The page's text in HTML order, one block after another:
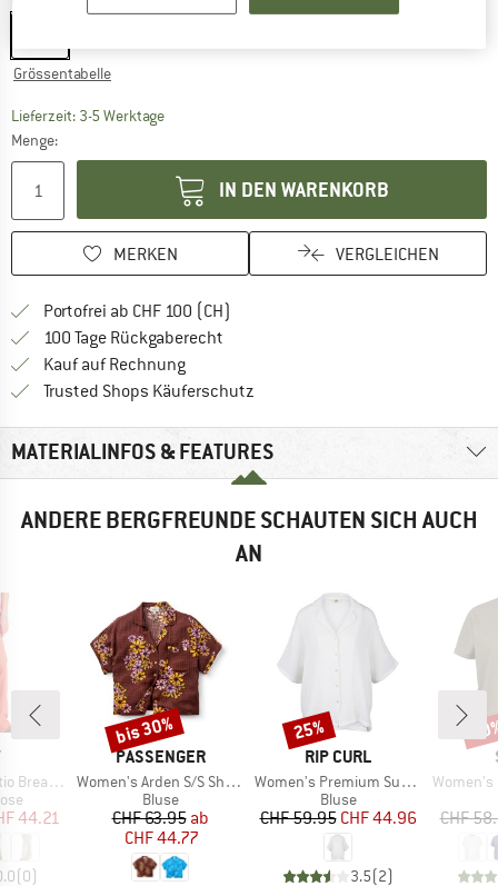
Grössentabelle
Lieferzeit: 3-5 WerktageDer Link öffnet sich in einer Infobox und
Menge:
IN DEN WARENKORB
MERKEN VERGLEICHEN
Portofrei ab CHF 100 (CH)
100 Tage Rückgaberecht
Kauf auf RechnungFinde die Zahlungs-Infos hier! Öffnet
Trusted Shops Käuferschutz
MATERIALINFOS & FEATURES
ANDERE BERGFREUNDE SCHAUTEN SICH AUCH
AN
Mid Pant
Preis
44.21
(0)
MARKE
PASSENGER
Artikel
Women's Arden S/S Shirt Eco Vero
Produktgruppe
Bluse
Preis
CHF 63.95reduzierter Preis
ab
CHF 44.77
Rabatt
bis 30%
MARKE
RIP CURL
Artikel
Women's Premium Surf S/S Shirt
Produktgruppe
Bluse
Preis
CHF 59.95reduzierter Preis
CHF 44.96
3.5(2)
Rabatt
25%
Artikel
Women's
CHF